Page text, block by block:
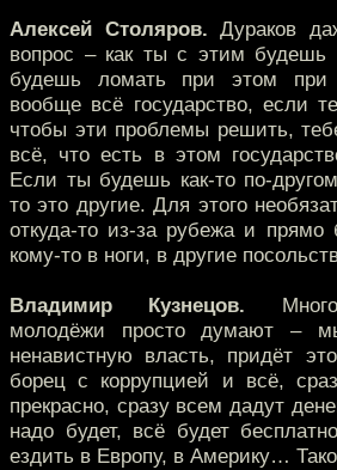
Алексей Столяров. Дураков
вопрос – как ты с этим будешь
будешь ломать при этом при
вообще всё государство, если
чтобы эти проблемы решить,
всё, что есть в этом
Если ты будешь как-то по-
то это другие. Для этого
откуда-то из-за рубежа и прямо
кому-то в ноги, в другие
Владимир Кузнецов. Много
молодёжи просто думают –
ненавистную власть, придёт
борец с коррупцией и всё,
прекрасно, сразу всем дадут
надо будет, всё будет
ездить в Европу, в Америку…